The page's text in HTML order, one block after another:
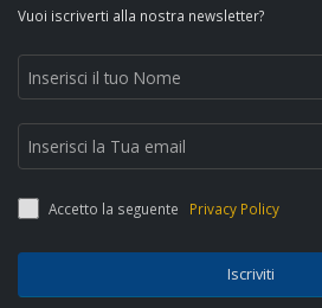
Vuoi iscriverti alla nostra newsletter?
Accetto la seguente Privacy Policy
Iscriviti